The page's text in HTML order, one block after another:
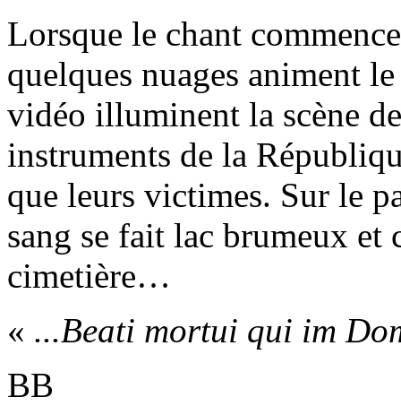
Lorsque le chant
quelques nuages animent
vidéo illuminent la scène
instruments de la
que leurs victimes. Sur le
sang se fait lac brumeux et
cimetière…
« ...Beati mortui qui im
BB